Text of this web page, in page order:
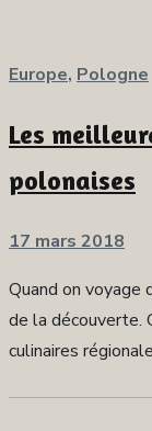
Europe, Pologne
Les
polonaises
Publié
17 mars 2018
Quand on voyage
de la découverte.
culinaires